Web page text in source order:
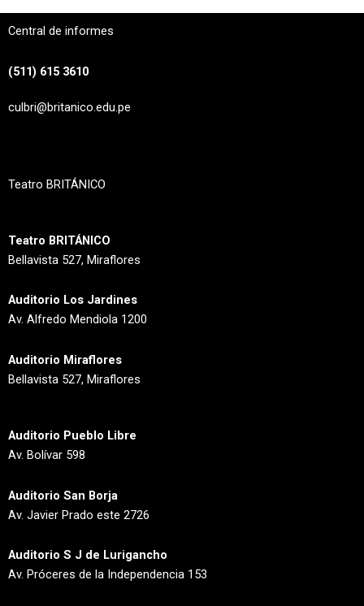
Central de informes
(511) 615 3610
culbri@britanico.edu.pe
c
o
o
k
s
a
g
r
m
Teatro BRITÁNICO
Teatro BRITÁNICO
Bellavista 527, Miraflores
Auditorio Los Jardines
Av. Alfredo Mendiola 1200
Auditorio Miraflores
Bellavista 527, Miraflores
Auditorio Pueblo Libre
Av. Bolívar 598
Auditorio San Borja
Av. Javier Prado este 2726
Auditorio S J de Lurigancho
Av. Próceres de la Independencia 153